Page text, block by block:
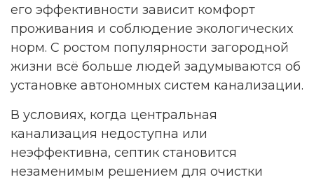
его эффективности зависит комфорт
проживания и соблюдение экологических
норм. С ростом популярности загородной
жизни всё больше людей задумываются об
установке автономных систем канализации.
В условиях, когда центральная
канализация недоступна или
неэффективна, септик становится
незаменимым решением для очистки